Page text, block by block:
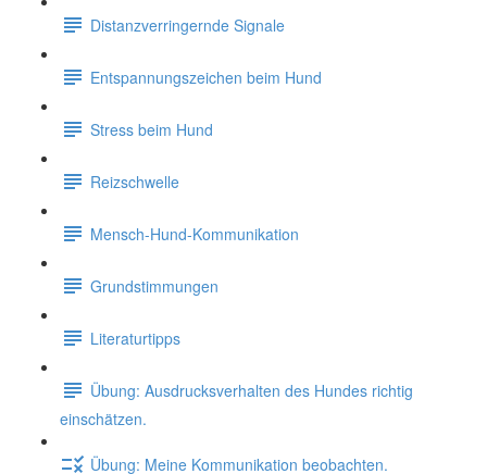
Distanzverringernde Signale
Entspannungszeichen beim Hund
Stress beim Hund
Reizschwelle
Mensch-Hund-Kommunikation
Grundstimmungen
Literaturtipps
Übung: Ausdrucksverhalten des Hundes richtig
einschätzen.
Übung: Meine Kommunikation beobachten.